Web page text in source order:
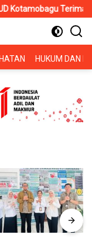
Terima Siswa
HUKUM DAN